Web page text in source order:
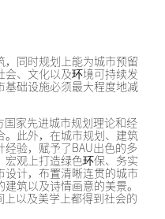
同时规划上能为城市预留
、文化以及环境可持续发
础设施必须最大程度地减
国家先进城市规划理论和经
此外，在城市规划、建筑
验，赋予了BAU出色的多
观上打造绿色环保、务实
计，布置清晰连贯的城市
筑以及诗情画意的美景。
以及美学上都得到社会的